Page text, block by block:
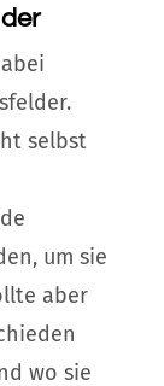
selbst
um sie
aber
wo sie